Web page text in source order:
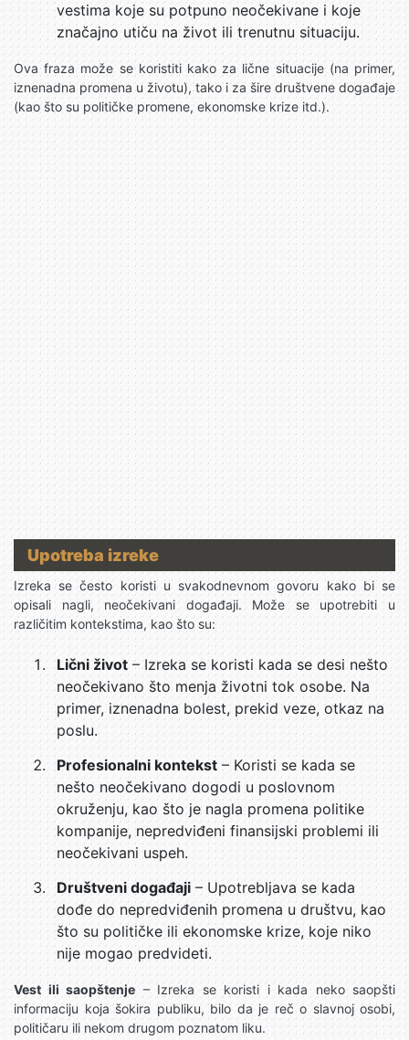
vestima koje su potpuno neočekivane i koje
značajno utiču na život ili trenutnu situaciju.
Ova fraza može se koristiti kako za lične situacije (na primer,
iznenadna promena u životu), tako i za šire društvene događaje
(kao što su političke promene, ekonomske krize itd.).
Upotreba izreke
Izreka se često koristi u svakodnevnom govoru kako bi se
opisali nagli, neočekivani događaji. Može se upotrebiti u
različitim kontekstima, kao što su:
Lični život– Izreka se koristi kada se desi nešto
neočekivano što menja životni tok osobe. Na
primer, iznenadna bolest, prekid veze, otkaz na
poslu.
Profesionalni kontekst – Koristi se kada se
nešto neočekivano dogodi u poslovnom
okruženju, kao što je nagla promena politike
kompanije, nepredviđeni finansijski problemi ili
neočekivani uspeh.
Društveni događaji– Upotrebljava se kada
dođe do nepredviđenih promena u društvu, kao
što su političke ili ekonomske krize, koje niko
nije mogao predvideti.
Vest ili saopštenje– Izreka se koristi i kada neko saopšti
informaciju koja šokira publiku, bilo da je reč o slavnoj osobi,
političaru ili nekom drugom poznatom liku.